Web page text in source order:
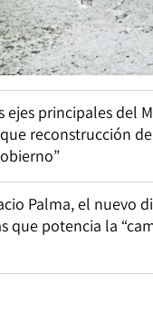
ejes principales del
reconstrucción
Palma, el nuevo
que potencia la